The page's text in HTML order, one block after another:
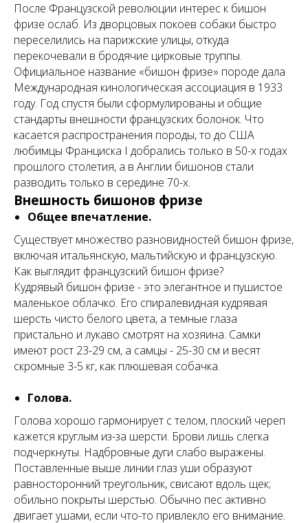
После Французской революции интерес к бишон
фризе ослаб. Из дворцовых покоев собаки быстро
переселились на парижские улицы, откуда
перекочевали в бродячие цирковые труппы.
Официальное название «бишон фризе» породе дала
Международная кинологическая ассоциация в 1933
году. Год спустя были сформулированы и общие
стандарты внешности французских болонок. Что
касается распространения породы, то до США
любимцы Франциска I добрались только в 50-х годах
прошлого столетия, а в Англии бишонов стали
разводить только в середине 70-х.
Внешность бишонов фризе
Общее впечатление.
Существует множество разновидностей бишон фризе,
включая итальянскую, мальтийскую и французскую.
Как выглядит французский бишон фризе?
Кудрявый бишон фризе - это элегантное и пушистое
маленькое облачко. Его спиралевидная кудрявая
шерсть чисто белого цвета, а темные глаза
пристально и лукаво смотрят на хозяина. Самки
имеют рост 23-29 см, а самцы - 25-30 см и весят
скромные 3-5 кг, как плюшевая собачка.
Голова.
Голова хорошо гармонирует с телом, плоский череп
кажется круглым из-за шерсти. Брови лишь слегка
подчеркнуты. Надбровные дуги слабо выражены.
Поставленные выше линии глаз уши образуют
равносторонний треугольник, свисают вдоль щек;
обильно покрыты шерстью. Обычно пес активно
двигает ушами, если что-то привлекло его внимание.